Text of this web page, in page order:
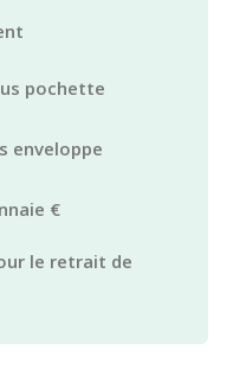
pochette
enveloppe
€
le retrait de